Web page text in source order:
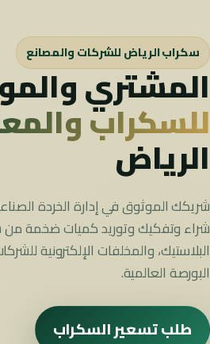
سكراب الرياض للشركات والمصانع
المشتري
للسكراب
الرياض
شريكك الموثوق في إدارة الخردة
شراء وتفكيك وتوريد كميات ضخمة من
البلاستيك، والمخلفات الإلكترونية
البورصة العالمية.
طلب تسعير السكراب